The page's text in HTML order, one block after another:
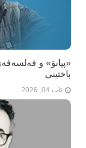
«پیانۆ» و
باختینی
ئاب 04, 2026